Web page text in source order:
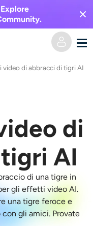
video di abbracci di tigri AI
di
AI
di una tigre in
gli effetti video AI.
una tigre feroce e
gli amici. Provate